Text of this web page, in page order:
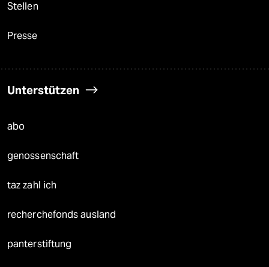
Stellen
Presse
Unterstützen
abo
genossenschaft
taz zahl ich
recherchefonds ausland
panterstiftung